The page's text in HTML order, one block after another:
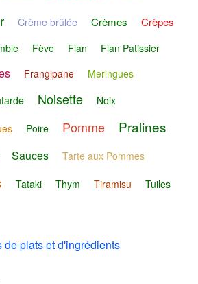
Crème brûlée Crèmes Crêpes
Fève Flan Flan Patissier
Frangipane Meringues
Noisette Noix
Poire Pomme Pralines
Sauces Tarte aux Pommes
Tataki Thym Tiramisu Tuiles
de plats et d'ingrédients